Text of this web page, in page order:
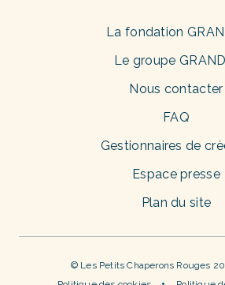
La fondation
Le groupe
Nous contacter
FAQ
Gestionnaires de
Espace presse
Plan du site
© Les Petits Chaperons Rouges